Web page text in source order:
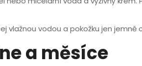
vlažnou vodou a pokožku jen jemně
a měsíce